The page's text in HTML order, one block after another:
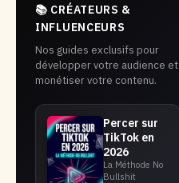
📚 CRÉATEURS &
INFLUENCEURS
Nos guides exclusifs pour
développer votre audience et
monétiser votre contenu.
Percer sur
TikTok en
2026
La Méthode No
Bullshit